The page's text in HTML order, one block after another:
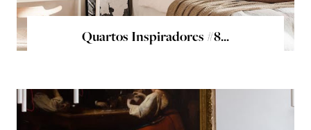
Quartos Inspiradores #8...